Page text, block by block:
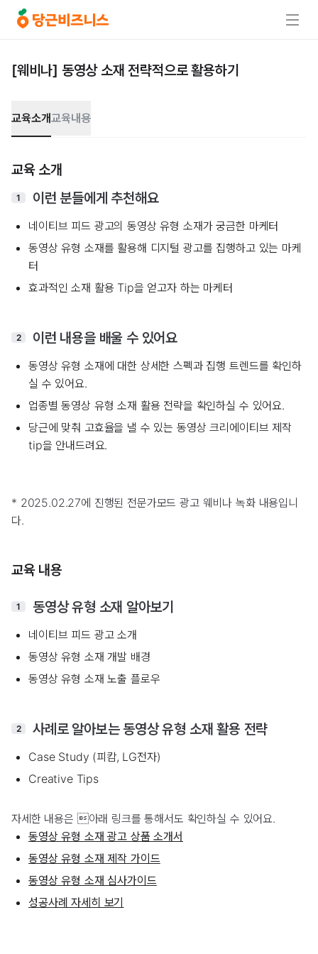
[웨비나] 동영상 소재 전략적으로 활용하기
교육소개교육내용
교육 소개
1 이런 분들에게 추천해요
네이티브 피드 광고의 동영상 유형 소재가 궁금한 마케터
동영상 유형 소재를 활용해 디지털 광고를 집행하고 있는 마케
터
효과적인 소재 활용 Tip을 얻고자 하는 마케터
2 이런 내용을 배울 수 있어요
동영상 유형 소재에 대한 상세한 스펙과 집행 트렌드를 확인하
실 수 있어요.
업종별 동영상 유형 소재 활용 전략을 확인하실 수 있어요.
당근에 맞춰 고효율을 낼 수 있는 동영상 크리에이티브 제작
tip을 안내드려요.
* 2025.02.27에 진행된 전문가모드 광고 웨비나 녹화 내용입니
다.
교육 내용
1 동영상 유형 소재 알아보기
네이티브 피드 광고 소개
동영상 유형 소재 개발 배경
동영상 유형 소재 노출 플로우
2 사례로 알아보는 동영상 유형 소재 활용 전략
Case Study (피캄, LG전자)
Creative Tips
자세한 내용은 아래 링크를 통해서도 확인하실 수 있어요.
동영상 유형 소재 광고 상품 소개서
동영상 유형 소재 제작 가이드
동영상 유형 소재 심사가이드
성공사례 자세히 보기